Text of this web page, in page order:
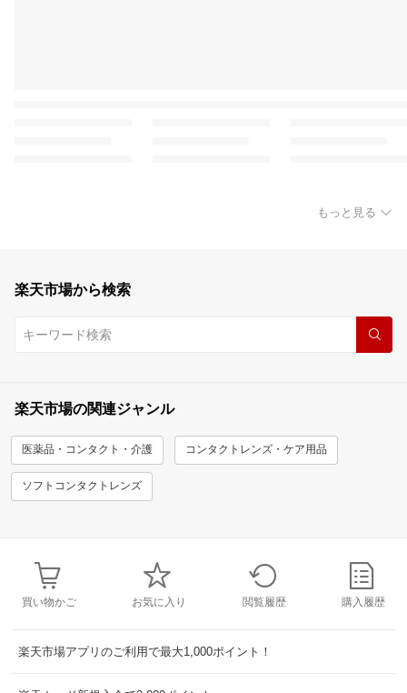
もっと見る
楽天市場から検索
楽天市場の関連ジャンル
医薬品・コンタクト・介護 コンタクトレンズ・ケア用品
ソフトコンタクトレンズ
買い物かご お気に入り 閲覧履歴 購入履歴
楽天市場アプリのご利用で最大1,000ポイント！